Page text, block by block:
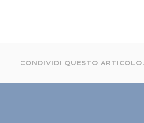
CONDIVIDI QUESTO ARTICOLO: